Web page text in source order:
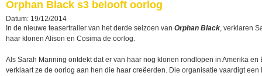
Orphan Black s3 belooft oorlog
Datum: 19/12/2014
In de nieuwe teasertrailer van het derde seizoen van Orphan Black, verklaren
haar klonen Alison en Cosima de oorlog.
Als Sarah Manning ontdekt dat er van haar nog klonen rondlopen in Amerika en
verklaart ze de oorlog aan hen die haar creëerden. Die organisatie vaardigt een